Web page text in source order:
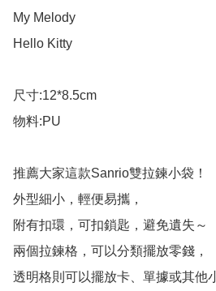
My Melody
Hello Kitty
尺寸:12*8.5cm
物料:PU
推薦大家這款Sanrio雙拉鍊小袋！
外型細小，輕便易攜，
附有扣環，可扣鎖匙，避免遺失～
兩個拉鍊格，可以分類擺放零錢，
透明格則可以擺放卡、單據或其他